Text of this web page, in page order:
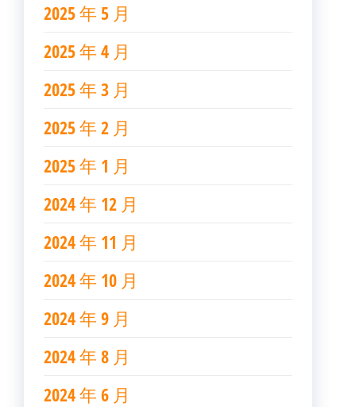
2025 年 5 月
2025 年 4 月
2025 年 3 月
2025 年 2 月
2025 年 1 月
2024 年 12 月
2024 年 11 月
2024 年 10 月
2024 年 9 月
2024 年 8 月
2024 年 6 月